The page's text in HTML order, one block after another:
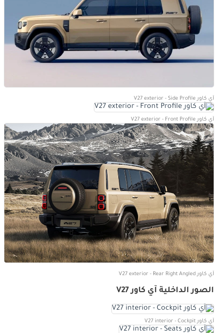
آي كاور V27 exterior - Side Profile
آي كاور V27 exterior - Front Profile
آي كاور V27 exterior - Rear Right Angled
الصور الداخلية آي كاور V27
آي كاور V27 interior - Cockpit